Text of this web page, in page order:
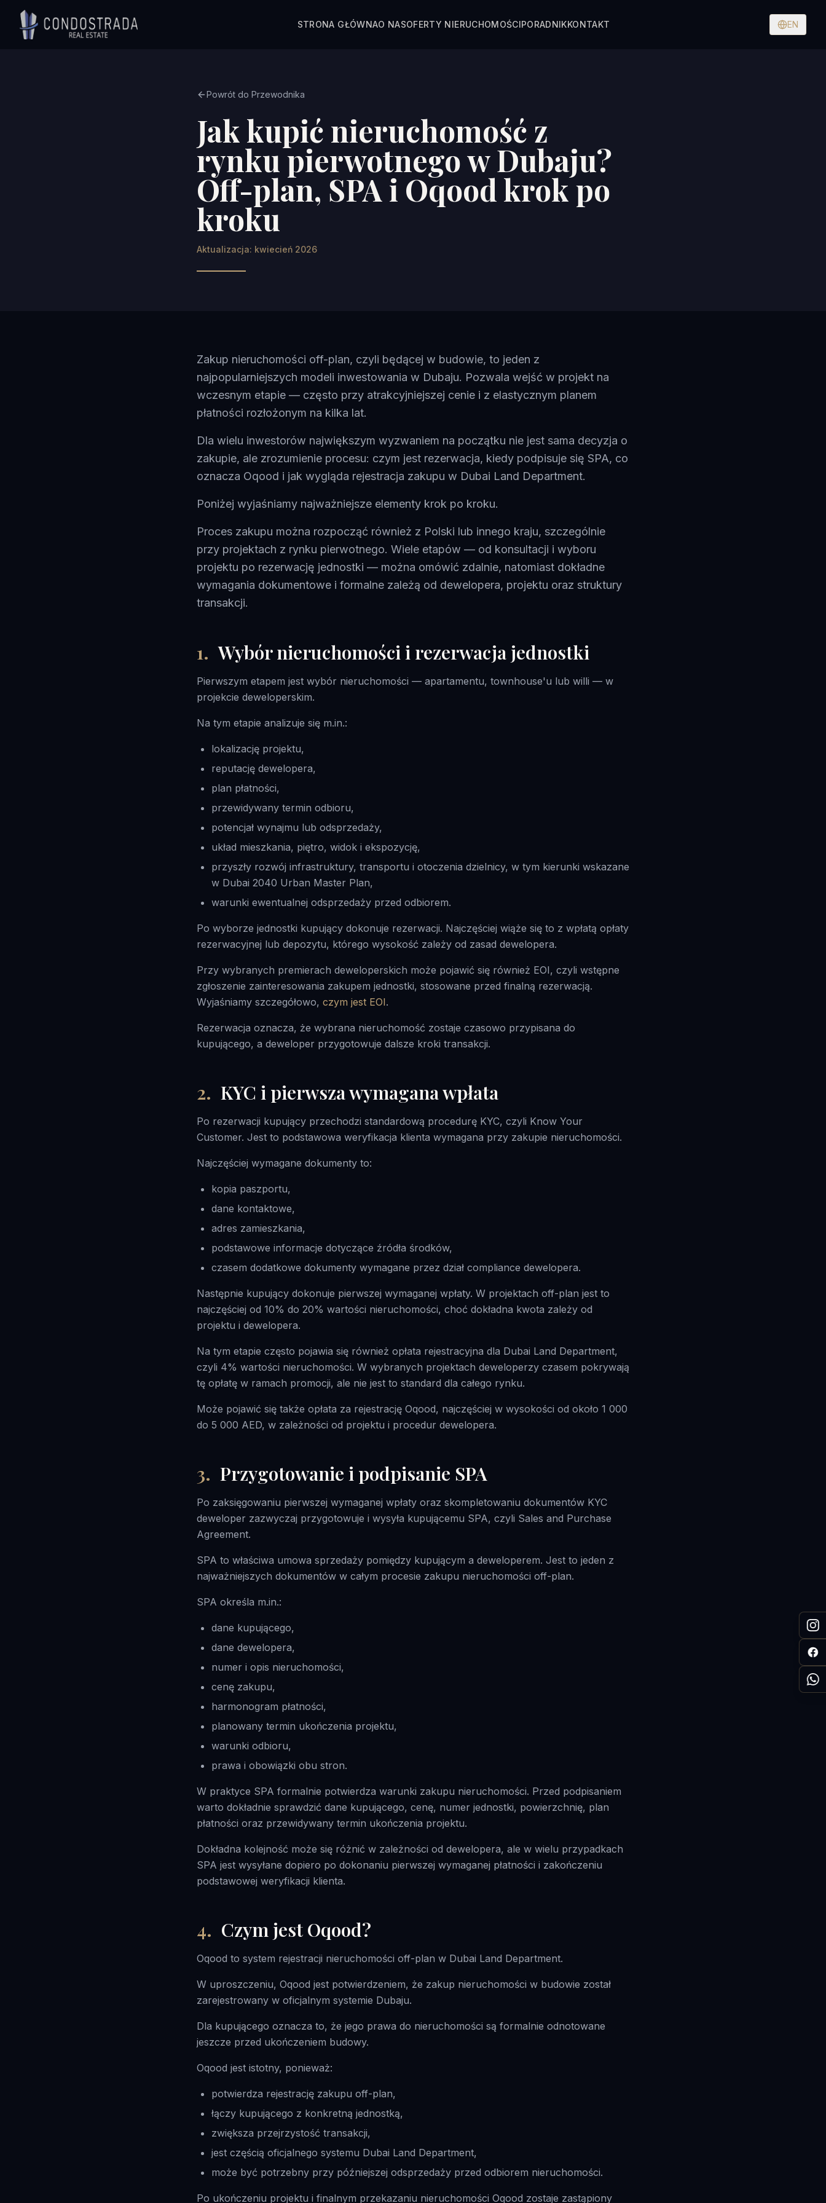
Przejdź do treści
STRONA GŁÓWNAO NASOFERTY NIERUCHOMOŚCIPORADNIKKONTAKT EN
Powrót do Przewodnika
Jak kupić nieruchomość z
rynku pierwotnego w Dubaju?
Off-plan, SPA i Oqood krok po
kroku
Aktualizacja: kwiecień 2026
Zakup nieruchomości off-plan, czyli będącej w budowie, to jeden z
najpopularniejszych modeli inwestowania w Dubaju. Pozwala wejść w projekt na
wczesnym etapie — często przy atrakcyjniejszej cenie i z elastycznym planem
płatności rozłożonym na kilka lat.
Dla wielu inwestorów największym wyzwaniem na początku nie jest sama decyzja o
zakupie, ale zrozumienie procesu: czym jest rezerwacja, kiedy podpisuje się SPA, co
oznacza Oqood i jak wygląda rejestracja zakupu w Dubai Land Department.
Poniżej wyjaśniamy najważniejsze elementy krok po kroku.
Proces zakupu można rozpocząć również z Polski lub innego kraju, szczególnie
przy projektach z rynku pierwotnego. Wiele etapów — od konsultacji i wyboru
projektu po rezerwację jednostki — można omówić zdalnie, natomiast dokładne
wymagania dokumentowe i formalne zależą od dewelopera, projektu oraz struktury
transakcji.
1. Wybór nieruchomości i rezerwacja jednostki
Pierwszym etapem jest wybór nieruchomości — apartamentu, townhouse'u lub willi — w
projekcie deweloperskim.
Na tym etapie analizuje się m.in.:
lokalizację projektu,
reputację dewelopera,
plan płatności,
przewidywany termin odbioru,
potencjał wynajmu lub odsprzedaży,
układ mieszkania, piętro, widok i ekspozycję,
przyszły rozwój infrastruktury, transportu i otoczenia dzielnicy, w tym kierunki wskazane
w Dubai 2040 Urban Master Plan,
warunki ewentualnej odsprzedaży przed odbiorem.
Po wyborze jednostki kupujący dokonuje rezerwacji. Najczęściej wiąże się to z wpłatą opłaty
rezerwacyjnej lub depozytu, którego wysokość zależy od zasad dewelopera.
Przy wybranych premierach deweloperskich może pojawić się również EOI, czyli wstępne
zgłoszenie zainteresowania zakupem jednostki, stosowane przed finalną rezerwacją.
Wyjaśniamy szczegółowo, czym jest EOI.
Rezerwacja oznacza, że wybrana nieruchomość zostaje czasowo przypisana do
kupującego, a deweloper przygotowuje dalsze kroki transakcji.
2. KYC i pierwsza wymagana wpłata
Po rezerwacji kupujący przechodzi standardową procedurę KYC, czyli Know Your
Customer. Jest to podstawowa weryfikacja klienta wymagana przy zakupie nieruchomości.
Najczęściej wymagane dokumenty to:
kopia paszportu,
dane kontaktowe,
adres zamieszkania,
podstawowe informacje dotyczące źródła środków,
czasem dodatkowe dokumenty wymagane przez dział compliance dewelopera.
Następnie kupujący dokonuje pierwszej wymaganej wpłaty. W projektach off-plan jest to
najczęściej od 10% do 20% wartości nieruchomości, choć dokładna kwota zależy od
projektu i dewelopera.
Na tym etapie często pojawia się również opłata rejestracyjna dla Dubai Land Department,
czyli 4% wartości nieruchomości. W wybranych projektach deweloperzy czasem pokrywają
tę opłatę w ramach promocji, ale nie jest to standard dla całego rynku.
Może pojawić się także opłata za rejestrację Oqood, najczęściej w wysokości od około 1 000
do 5 000 AED, w zależności od projektu i procedur dewelopera.
3. Przygotowanie i podpisanie SPA
Po zaksięgowaniu pierwszej wymaganej wpłaty oraz skompletowaniu dokumentów KYC
deweloper zazwyczaj przygotowuje i wysyła kupującemu SPA, czyli Sales and Purchase
Agreement.
SPA to właściwa umowa sprzedaży pomiędzy kupującym a deweloperem. Jest to jeden z
najważniejszych dokumentów w całym procesie zakupu nieruchomości off-plan.
SPA określa m.in.:
dane kupującego,
dane dewelopera,
numer i opis nieruchomości,
cenę zakupu,
harmonogram płatności,
planowany termin ukończenia projektu,
warunki odbioru,
prawa i obowiązki obu stron.
W praktyce SPA formalnie potwierdza warunki zakupu nieruchomości. Przed podpisaniem
warto dokładnie sprawdzić dane kupującego, cenę, numer jednostki, powierzchnię, plan
płatności oraz przewidywany termin ukończenia projektu.
Dokładna kolejność może się różnić w zależności od dewelopera, ale w wielu przypadkach
SPA jest wysyłane dopiero po dokonaniu pierwszej wymaganej płatności i zakończeniu
podstawowej weryfikacji klienta.
4. Czym jest Oqood?
Oqood to system rejestracji nieruchomości off-plan w Dubai Land Department.
W uproszczeniu, Oqood jest potwierdzeniem, że zakup nieruchomości w budowie został
zarejestrowany w oficjalnym systemie Dubaju.
Dla kupującego oznacza to, że jego prawa do nieruchomości są formalnie odnotowane
jeszcze przed ukończeniem budowy.
Oqood jest istotny, ponieważ:
potwierdza rejestrację zakupu off-plan,
łączy kupującego z konkretną jednostką,
zwiększa przejrzystość transakcji,
jest częścią oficjalnego systemu Dubai Land Department,
może być potrzebny przy późniejszej odsprzedaży przed odbiorem nieruchomości.
Po ukończeniu projektu i finalnym przekazaniu nieruchomości Oqood zostaje zastąpiony